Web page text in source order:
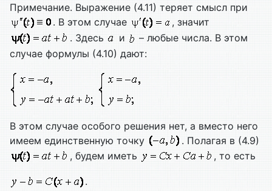
Примечание. Выражение (4.11) теряет смысл при
. В этом случае
, значит
. Здесь
и
– любые числа. В этом
случае формулы (4.10) дают:
В этом случае особого решения нет, а вместо него
имеем единственную точку
. Полагая в (4.9)
, будем иметь
, то есть
.